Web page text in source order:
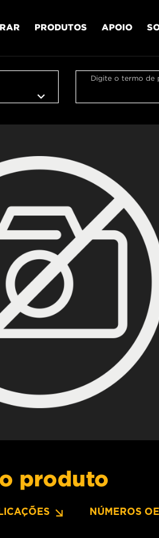
PRODUTOS APOIO
Digite o termo de
produto
NÚMEROS OE